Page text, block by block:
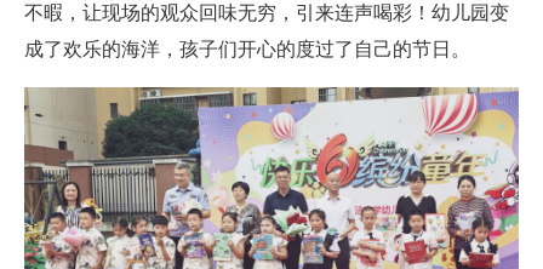
不暇，让现场的观众回味无穷，引来连声喝彩！幼儿园变
成了欢乐的海洋，孩子们开心的度过了自己的节日。